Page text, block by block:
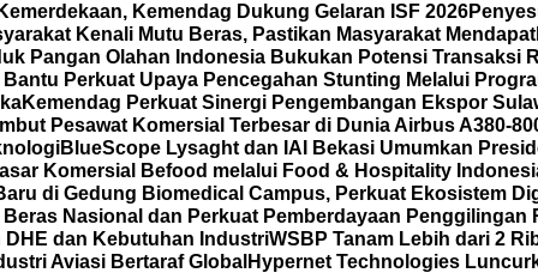
Kemendag Dukung Gelaran ISF 2026
Kenali Mutu Beras, Pastikan Masyarakat
Pangan Olahan Indonesia Bukukan Potensi Transaksi
Bantu Perkuat Upaya Pencegahan Stunting Melalui
Kemendag Perkuat Sinergi Pengembangan Ekspor
Pesawat Komersial Terbesar di Dunia Airbus A380-
BlueScope Lysaght dan IAI Bekasi Umumkan
Komersial Befood melalui Food & Hospitality
di Gedung Biomedical Campus, Perkuat Ekosistem
Nasional dan Perkuat Pemberdayaan Penggilingan
DHE dan Kebutuhan IndustriWSBP Tanam Lebih dari 2
Aviasi Bertaraf Global Hypernet Technologies